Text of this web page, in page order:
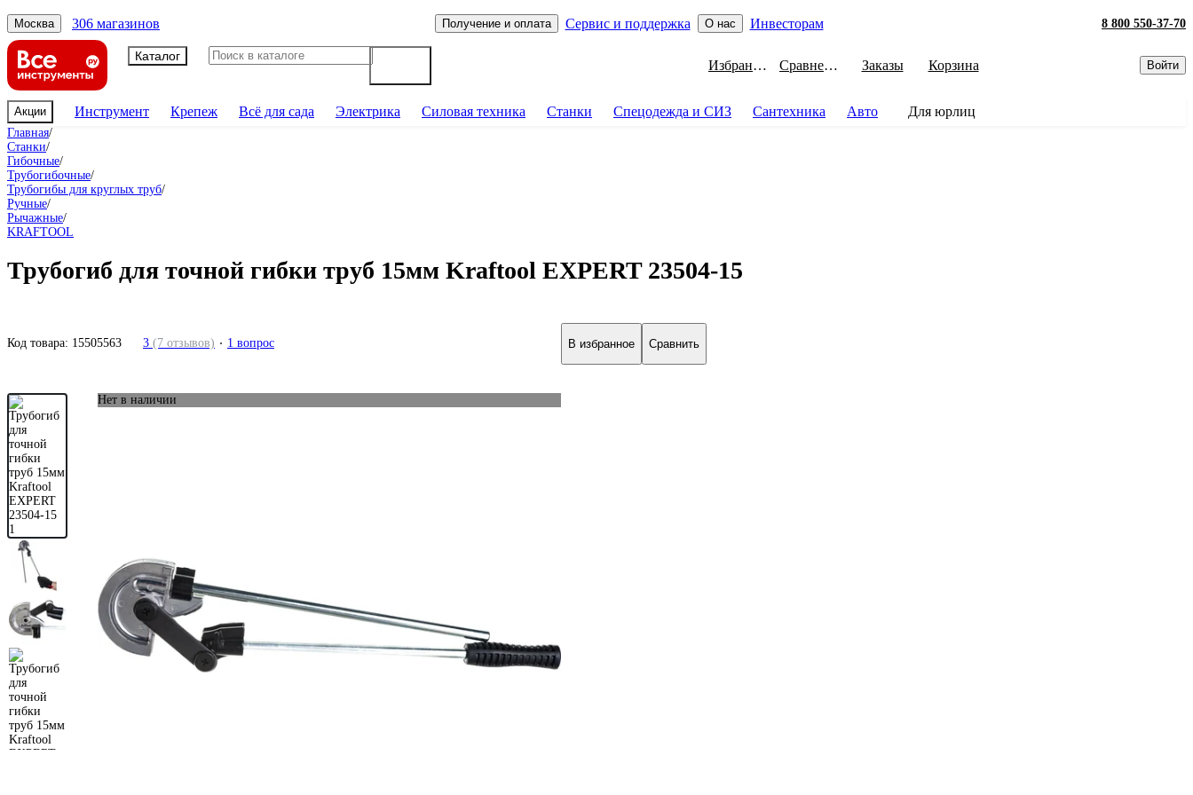
Москва 306 магазинов Получение и оплата Сервис и поддержка О нас Инвесторам 8 800 550-37-70
Каталог
Избранное Сравнение Заказы Корзина Войти
Акции Инструмент Крепеж Всё для сада Электрика Силовая техника Станки Спецодежда и СИЗ Сантехника Авто Для юрлиц
Главная/
Станки/
Гибочные/
Трубогибочные/
Трубогибы для круглых труб/
Ручные/
Рычажные/
KRAFTOOL
Трубогиб для точной гибки труб 15мм Kraftool EXPERT 23504-15
Код товара: 15505563 3 (7 отзывов) 1 вопрос В избранное Сравнить
Нет в наличии